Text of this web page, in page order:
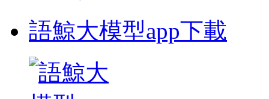
語鯨大模型app下載